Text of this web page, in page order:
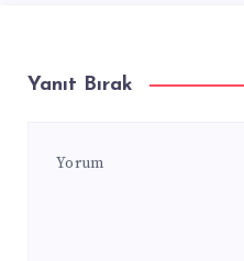
Yanıt Bırak